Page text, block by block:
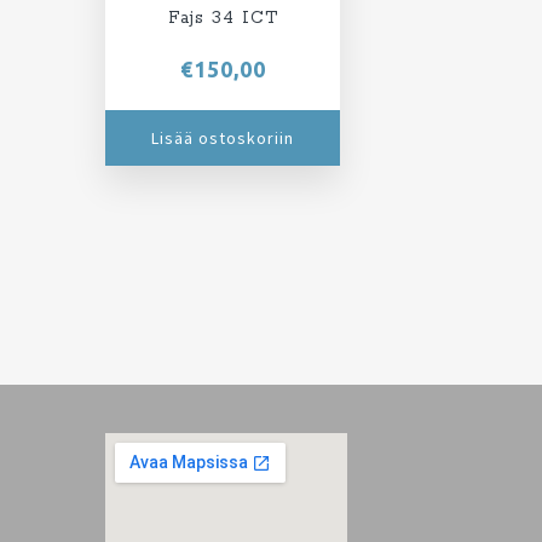
Fajs 34 ICT
€150,00
Lisää ostoskoriin